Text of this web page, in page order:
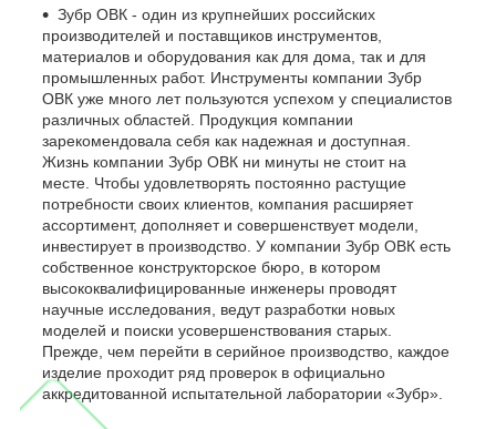
Зубр ОВК - один из крупнейших российских
производителей и поставщиков инструментов,
материалов и оборудования как для дома, так и для
промышленных работ. Инструменты компании Зубр
ОВК уже много лет пользуются успехом у специалистов
различных областей. Продукция компании
зарекомендовала себя как надежная и доступная.
Жизнь компании Зубр ОВК ни минуты не стоит на
месте. Чтобы удовлетворять постоянно растущие
потребности своих клиентов, компания расширяет
ассортимент, дополняет и совершенствует модели,
инвестирует в производство. У компании Зубр ОВК есть
собственное конструкторское бюро, в котором
высококвалифицированные инженеры проводят
научные исследования, ведут разработки новых
моделей и поиски усовершенствования старых.
Прежде, чем перейти в серийное производство, каждое
изделие проходит ряд проверок в официально
аккредитованной испытательной лаборатории «Зубр».